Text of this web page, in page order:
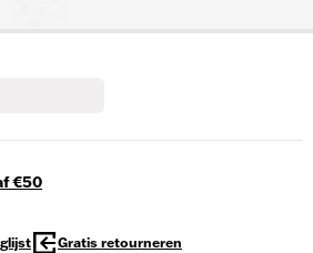
€50
Gratis retourneren